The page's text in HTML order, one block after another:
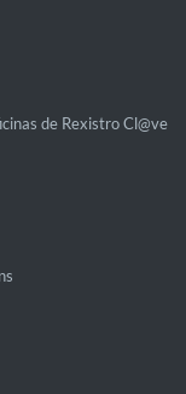
de Rexistro Cl@ve